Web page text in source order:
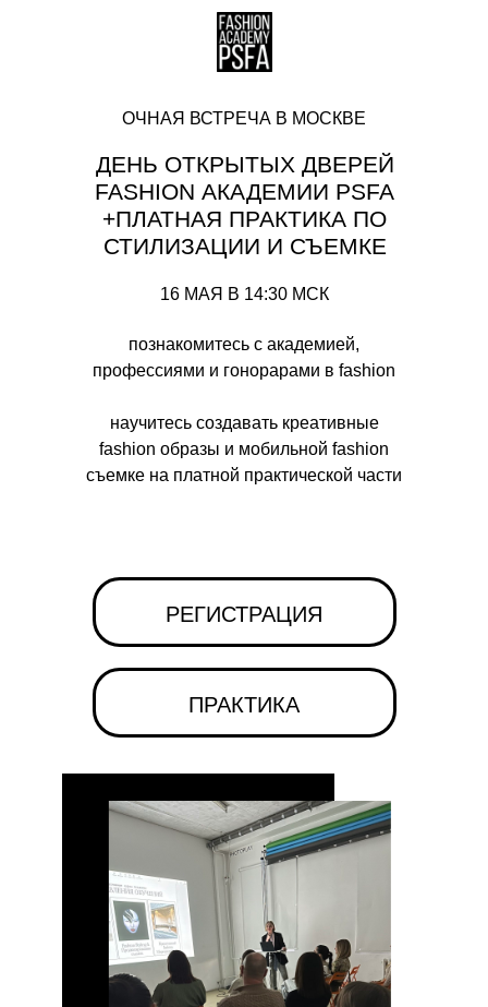
ДЕНЬ ОТКРЫТЫХ ДВЕРЕЙ
FASHION АКАДЕМИИ PSFA
+ПЛАТНАЯ ПРАКТИКА ПО
СТИЛИЗАЦИИ И СЪЕМКЕ
РЕГИСТРАЦИЯ
ПРАКТИКА
познакомитесь с академией,
профессиями и гонорарами в fashion
научитесь создавать креативные
fashion образы и мобильной fashion
съемке на платной практической части
16 МАЯ В 14:30 МСК
ОЧНАЯ ВСТРЕЧА В МОСКВЕ